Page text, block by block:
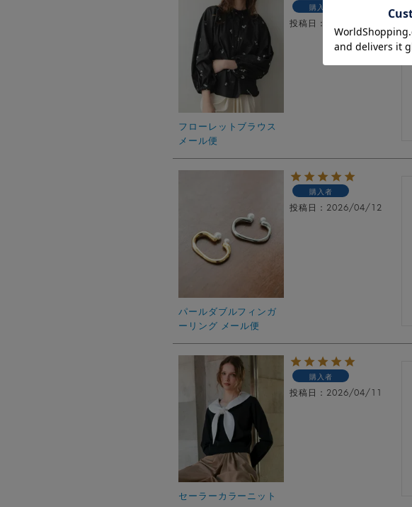
フローレットブラウス
メール便
購入者
投稿日
パールダブルフィンガ
ーリング メール便
購入者
投稿日 2026/04/12
セーラーカラーニット
購入者
投稿日 2026/04/11